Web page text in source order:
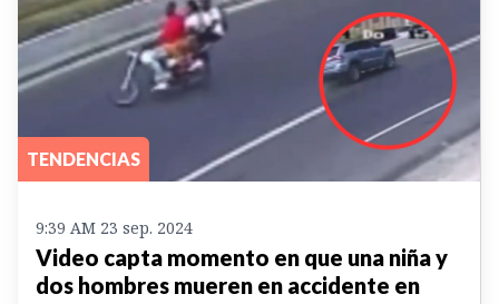
TENDENCIAS
9:39 AM 23 sep. 2024
Video capta momento en que una niña y
dos hombres mueren en accidente en